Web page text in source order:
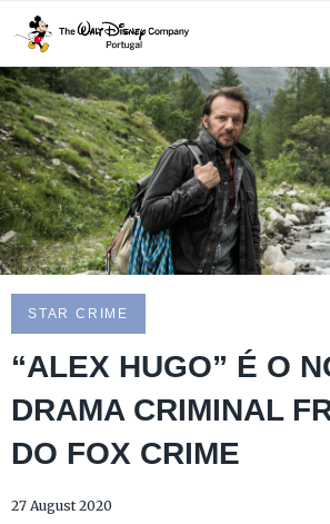
STAR CRIME
“ALEX HUGO” É O
DRAMA CRIMINAL
DO FOX CRIME
27 August 2020